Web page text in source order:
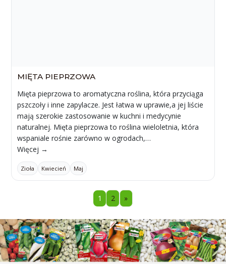
MIĘTA PIEPRZOWA
Mięta pieprzowa to aromatyczna roślina, która przyciąga
pszczoły i inne zapylacze. Jest łatwa w uprawie,a jej liście
mają szerokie zastosowanie w kuchni i medycynie
naturalnej. Mięta pieprzowa to roślina wieloletnia, która
wspaniale rośnie zarówno w ogrodach,…
Więcej →
Zioła Kwiecień Maj
1 2 »